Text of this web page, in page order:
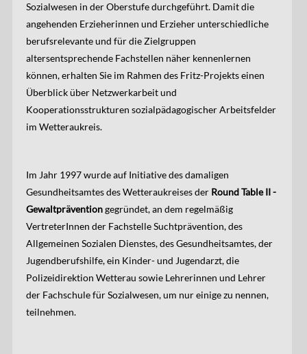
Sozialwesen in der Oberstufe durchgeführt. Damit die
angehenden Erzieherinnen und Erzieher unterschiedliche
berufsrelevante und für die Zielgruppen
altersentsprechende Fachstellen näher kennenlernen
können, erhalten Sie im Rahmen des Fritz-Projekts einen
Überblick über Netzwerkarbeit und
Kooperationsstrukturen sozialpädagogischer Arbeitsfelder
im Wetteraukreis.
Im Jahr 1997 wurde auf Initiative des damaligen
Gesundheitsamtes des Wetteraukreises der Round Table II -
Gewaltpräventiongegründet, an dem regelmäßig
VertreterInnen der Fachstelle Suchtprävention, des
Allgemeinen Sozialen Dienstes, des Gesundheitsamtes, der
Jugendberufshilfe, ein Kinder- und Jugendarzt, die
Polizeidirektion Wetterau sowie Lehrerinnen und Lehrer
der Fachschule für Sozialwesen, um nur einige zu nennen,
teilnehmen.